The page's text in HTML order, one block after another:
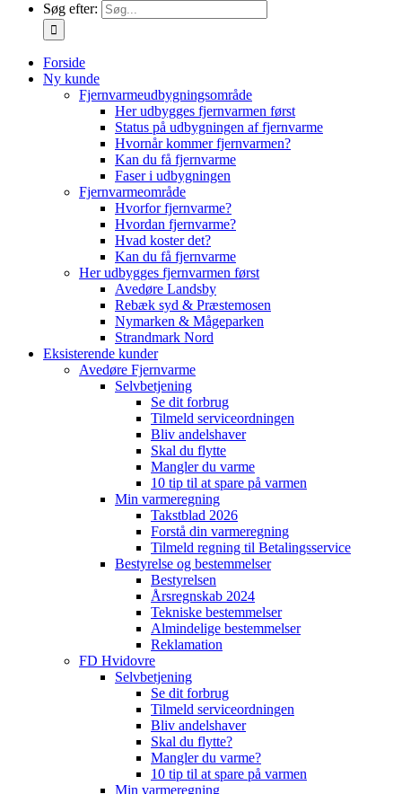
Søg efter:
Forside
Ny kunde
Fjernvarmeudbygningsområde
Her udbygges fjernvarmen først
Status på udbygningen af fjernvarme
Hvornår kommer fjernvarmen?
Kan du få fjernvarme
Faser i udbygningen
Fjernvarmeområde
Hvorfor fjernvarme?
Hvordan fjernvarme?
Hvad koster det?
Kan du få fjernvarme
Her udbygges fjernvarmen først
Avedøre Landsby
Rebæk syd & Præstemosen
Nymarken & Mågeparken
Strandmark Nord
Eksisterende kunder
Avedøre Fjernvarme
Selvbetjening
Se dit forbrug
Tilmeld serviceordningen
Bliv andelshaver
Skal du flytte
Mangler du varme
10 tip til at spare på varmen
Min varmeregning
Takstblad 2026
Forstå din varmeregning
Tilmeld regning til Betalingsservice
Bestyrelse og bestemmelser
Bestyrelsen
Årsregnskab 2024
Tekniske bestemmelser
Almindelige bestemmelser
Reklamation
FD Hvidovre
Selvbetjening
Se dit forbrug
Tilmeld serviceordningen
Bliv andelshaver
Skal du flytte?
Mangler du varme?
10 tip til at spare på varmen
Min varmeregning